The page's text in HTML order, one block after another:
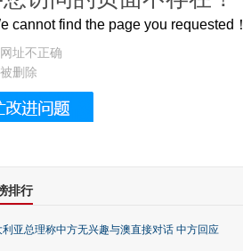
cannot find the page you requested！
址不正确
删除
排行
利亚总理称中方无兴趣与澳直接对话 中方回应